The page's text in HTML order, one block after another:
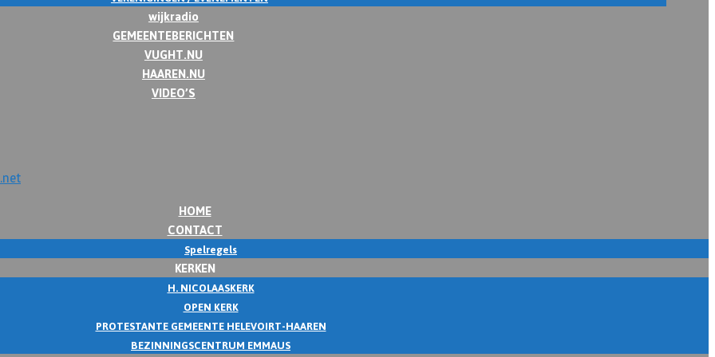
wijkradio
GEMEENTEBERICHTEN
VUGHT.NU
HAAREN.NU
VIDEO’S
HOME
CONTACT
Spelregels
KERKEN
H. NICOLAASKERK
OPEN KERK
PROTESTANTE GEMEENTE HELEVOIRT-HAAREN
BEZINNINGSCENTRUM EMMAUS